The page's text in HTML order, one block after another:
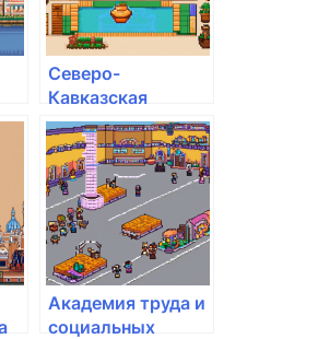
Северо-
Кавказская
академия
управления
Академия труда и
социальных